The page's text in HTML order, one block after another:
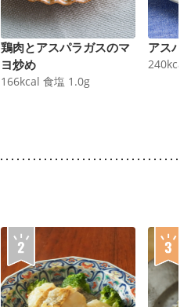
鶏肉とアスパラガスのマ
ヨ炒め
166kcal 食塩 1.0g
アスパ
240kcal